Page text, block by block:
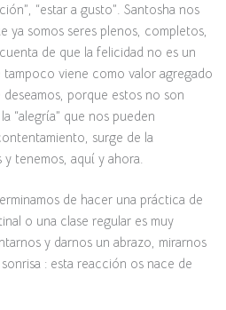
“estar a gusto”. Santosha nos
ya somos seres plenos, completos,
de que la felicidad no es un
viene como valor agregado
porque estos no son
“alegría” que nos pueden
surge de la
tenemos, aquí y ahora.
de hacer una práctica de
o una clase regular es muy
y darnos un abrazo, mirarnos
: esta reacción os nace de